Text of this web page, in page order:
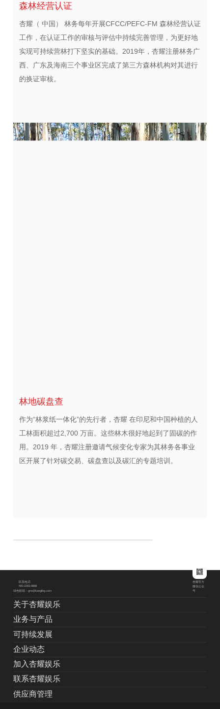
森林经营认证
杏耀（ 中国） 林务每年开展CFCC/PEFC-FM 森林经营认证
工作，在认证工作的审核与评估中持续完善管理，为更好地
实现可持续营林打下坚实的基础。2019年，杏耀注册林务广
西、广东及海南三个事业区完成了第三方森林机构对其进行
的换证审核。
林地碳盘查
作为“林浆纸一体化”的先行者，杏耀 在印尼和中国种植的人
工林面积超过2,700 万亩。这些林木很好地起到了固碳的作
用。2019 年，杏耀注册邀请气候变化专家为其林务各事业
区开展了针对碳交易、碳盘查以及碳汇的专题培训。
联系电话
400-2283-8888
绿色邮箱：grw@kanglihg.com
杏耀官方
微信公众
号
关于杏耀娱乐
业务与产品
可持续发展
企业动态
加入杏耀娱乐
联系杏耀娱乐
供应商管理